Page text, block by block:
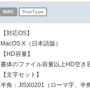
MAC TrueType
【対応OS】
MacOS X（日本語版）
【HD容量】
書体のファイル容量以上HD空き
【文字セット】
半角：JISX0201（ローマ字、半